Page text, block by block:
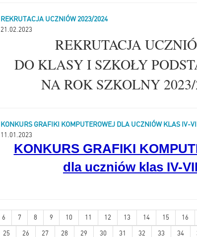
Urszula Kowalczyk
REKRUTACJA UCZNIÓW 2023/2024
21.02.2023
REKRUTACJA
DO KLASY I SZKOŁY
NA ROK SZKOLNY
KONKURS GRAFIKI KOMPUTEROWEJ DLA UCZNIÓW KLAS IV-
11.01.2023
KONKURS GRAFIKI
dla uczniów klas IV-
6 7 8 9 10 11 12 13 14 15 16
25 26 27 28 29 30 31 32 33 34